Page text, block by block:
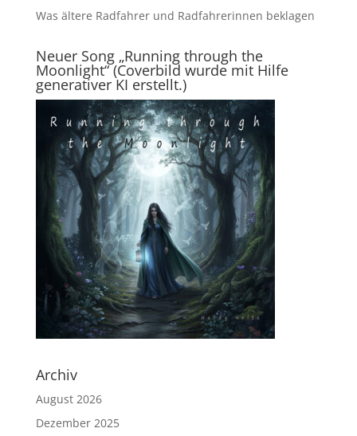
Was ältere Radfahrer und Radfahrerinnen beklagen
Neuer Song „Running through the
Moonlight“ (Coverbild wurde mit Hilfe
generativer KI erstellt.)
Archiv
August 2026
Dezember 2025